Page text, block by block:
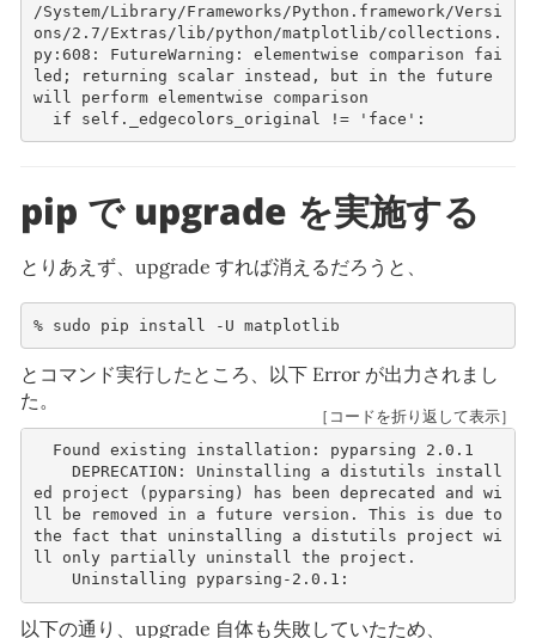
/System/Library/Frameworks/Python.framework/Versi
ons/2.7/Extras/lib/python/matplotlib/collections.
py:608: FutureWarning: elementwise comparison fai
led; returning scalar instead, but in the future
will perform elementwise comparison
  if self._edgecolors_original != 'face':
pip で upgrade を実施する
とりあえず、upgrade すれば消えるだろうと、
% sudo pip install -U
とコマンド実行したところ、以下 Error が出力されまし
た。
［コードを折り返して表示］
  Found existing installation: pyparsing 2.0.1
ed project (pyparsing) has been deprecated and wi
ll be removed in a future version. This is due to
the fact that uninstalling a distutils project wi
ll only partially uninstall the project.
    Uninstalling pyparsing-2.0.1:
以下の通り、upgrade 自体も失敗していたため、